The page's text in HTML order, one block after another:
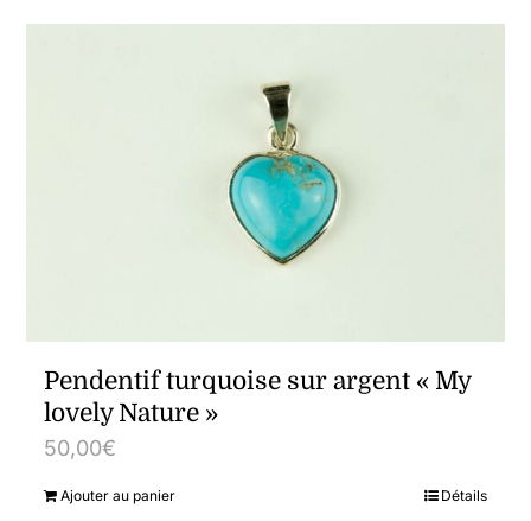
Pendentif turquoise sur argent « My
lovely Nature »
50,00€
Ajouter au panier Détails